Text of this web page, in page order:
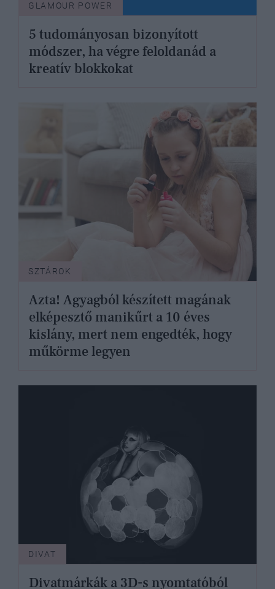
GLAMOUR POWER
5 tudományosan bizonyított
módszer, ha végre feloldanád a
kreatív blokkokat
SZTÁROK
Azta! Agyagból készített magának
elképesztő manikűrt a 10 éves
kislány, mert nem engedték, hogy
műkörme legyen
DIVAT
Divatmárkák a 3D-s nyomtatóból